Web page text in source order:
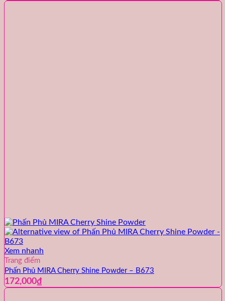
Xem nhanh
Trang điểm
Phấn Phủ MIRA Cherry Shine Powder – B673
172,000₫